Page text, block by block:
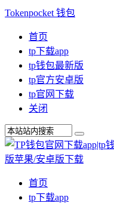
Tokenpocket 钱包
首页
tp下载app
tp钱包最新版
tp官方安卓版
tp官网下载
关闭
首页
tp下载app